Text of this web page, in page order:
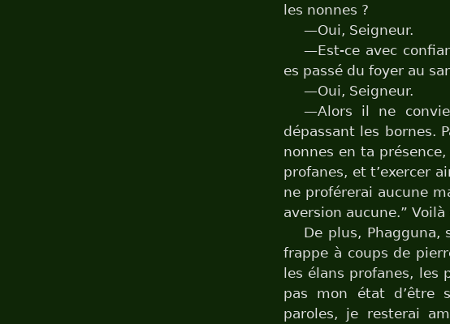
les nonnes ?
—Oui, Seigneur.
—Est-ce avec
es passé du foyer au
—Oui, Seigneur.
—Alors il ne
dépassant les bornes.
nonnes en ta
profanes, et t’exercer
ne proférerai aucune
aversion aucune.”
De plus, Phagguna,
frappe à coups de
les élans profanes, les
pas mon état d’être
paroles, je resterai